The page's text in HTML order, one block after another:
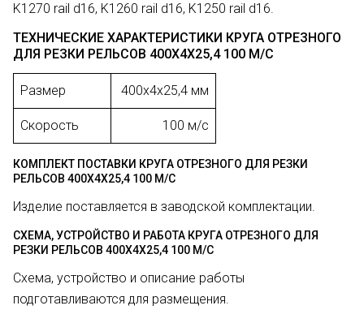
K1270 rail d16, K1260 rail d16, K1250 rail d16.
ТЕХНИЧЕСКИЕ ХАРАКТЕРИСТИКИ КРУГА ОТРЕЗНОГО
ДЛЯ РЕЗКИ РЕЛЬСОВ 400Х4Х25,4 100 М/С
Размер 400х4х25,4 мм
Скорость 100 м/с
КОМПЛЕКТ ПОСТАВКИ КРУГА ОТРЕЗНОГО ДЛЯ РЕЗКИ
РЕЛЬСОВ 400Х4Х25,4 100 М/С
Изделие поставляется в заводской комплектации.
СХЕМА, УСТРОЙСТВО И РАБОТА КРУГА ОТРЕЗНОГО ДЛЯ
РЕЗКИ РЕЛЬСОВ 400Х4Х25,4 100 М/С
Схема, устройство и описание работы
подготавливаются для размещения.